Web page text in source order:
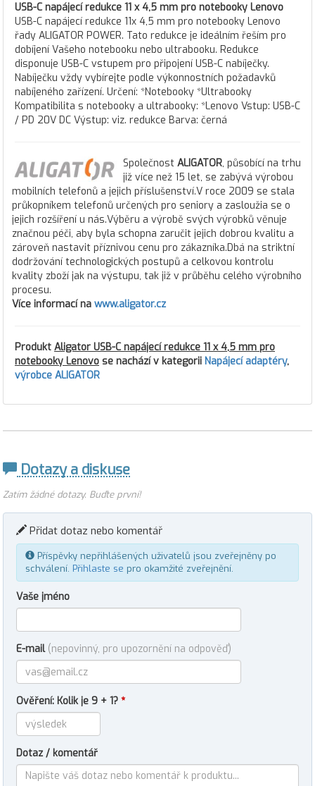
USB-C napájecí redukce 11 x 4,5 mm pro notebooky Lenovo
USB-C napájecí redukce 11x 4,5 mm pro notebooky Lenovo
řady ALIGATOR POWER. Tato redukce je ideálním řeším pro
dobíjení Vašeho notebooku nebo ultrabooku. Redukce
disponuje USB-C vstupem pro připojení USB-C nabíječky.
Nabíječku vždy vybírejte podle výkonnostních požadavků
nabíjeného zařízení. Určení: *Notebooky *Ultrabooky
Kompatibilita s notebooky a ultrabooky: *Lenovo Vstup: USB-C
/ PD 20V DC Výstup: viz. redukce Barva: černá
Společnost ALIGATOR, působící na trhu
již více než 15 let, se zabývá výrobou
mobilních telefonů a jejich příslušenství.V roce 2009 se stala
průkopníkem telefonů určených pro seniory a zasloužia se o
jejich rozšíření u nás.Výběru a výrobě svých výrobků věnuje
značnou péči, aby byla schopna zaručit jejich dobrou kvalitu a
zároveň nastavit příznivou cenu pro zákazníka.Dbá na striktní
dodržování technologických postupů a celkovou kontrolu
kvality zboží jak na výstupu, tak již v průběhu celého výrobního
procesu.
Více informací na www.aligator.cz
Produkt Aligator USB-C napájecí redukce 11 x 4,5 mm pro
notebooky Lenovo se nachází v kategorii Napájecí adaptéry,
výrobce ALIGATOR
Dotazy a diskuse
Zatím žádné dotazy. Buďte první!
Přidat dotaz nebo komentář
Příspěvky nepřihlášených uživatelů jsou zveřejněny po
schválení. Přihlaste se pro okamžité zveřejnění.
Vaše jméno
E-mail (nepovinný, pro upozornění na odpověď)
Ověření: Kolik je 9 + 1? *
Dotaz / komentář